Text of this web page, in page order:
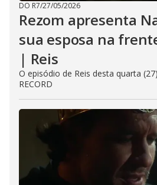
DO R7/27/05/2026
Rezom apresenta
sua esposa na
| Reis
O episódio de Reis desta quarta
RECORD